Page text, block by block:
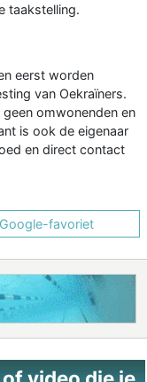
taakstelling.
eerst worden
van Oekraïners.
omwonenden en
is ook de eigenaar
en direct contact
favoriet